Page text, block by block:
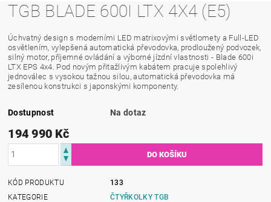
TGB BLADE 600I LTX 4X4 (E5)
Úchvatný design s moderními LED matrixovými světlomety a Full-LED
osvětlením, vylepšená automatická převodovka, prodloužený podvozek,
silný motor, příjemné ovládání a výborné jízdní vlastnosti - Blade 600i
LTX EPS 4x4. Pod novým přitažlivým kabátem pracuje spolehlivý
jednoválec s vysokou tažnou silou, automatická převodovka má
zesílenou konstrukci s japonskými komponenty.
Dostupnost Na dotaz
194 990 Kč
KÓD PRODUKTU
133
KATEGORIE
ČTYŘKOLKY TGB